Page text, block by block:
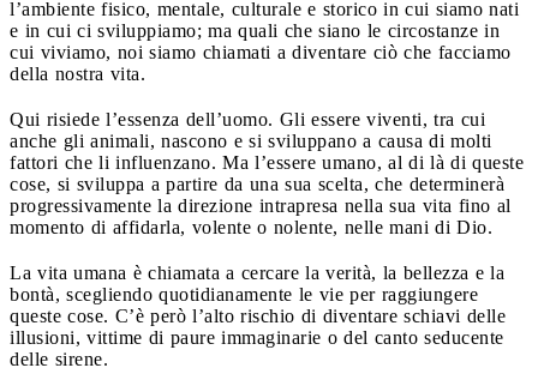
l’ambiente fisico, mentale, culturale e storico in cui siamo nati
e in cui ci sviluppiamo; ma quali che siano le circostanze in
cui viviamo, noi siamo chiamati a diventare ciò che facciamo
della nostra vita.
Qui risiede l’essenza dell’uomo. Gli essere viventi, tra cui
anche gli animali, nascono e si sviluppano a causa di molti
fattori che li influenzano. Ma l’essere umano, al di là di queste
cose, si sviluppa a partire da una sua scelta, che determinerà
progressivamente la direzione intrapresa nella sua vita fino al
momento di affidarla, volente o nolente, nelle mani di Dio.
La vita umana è chiamata a cercare la verità, la bellezza e la
bontà, scegliendo quotidianamente le vie per raggiungere
queste cose. C’è però l’alto rischio di diventare schiavi delle
illusioni, vittime di paure immaginarie o del canto seducente
delle sirene.